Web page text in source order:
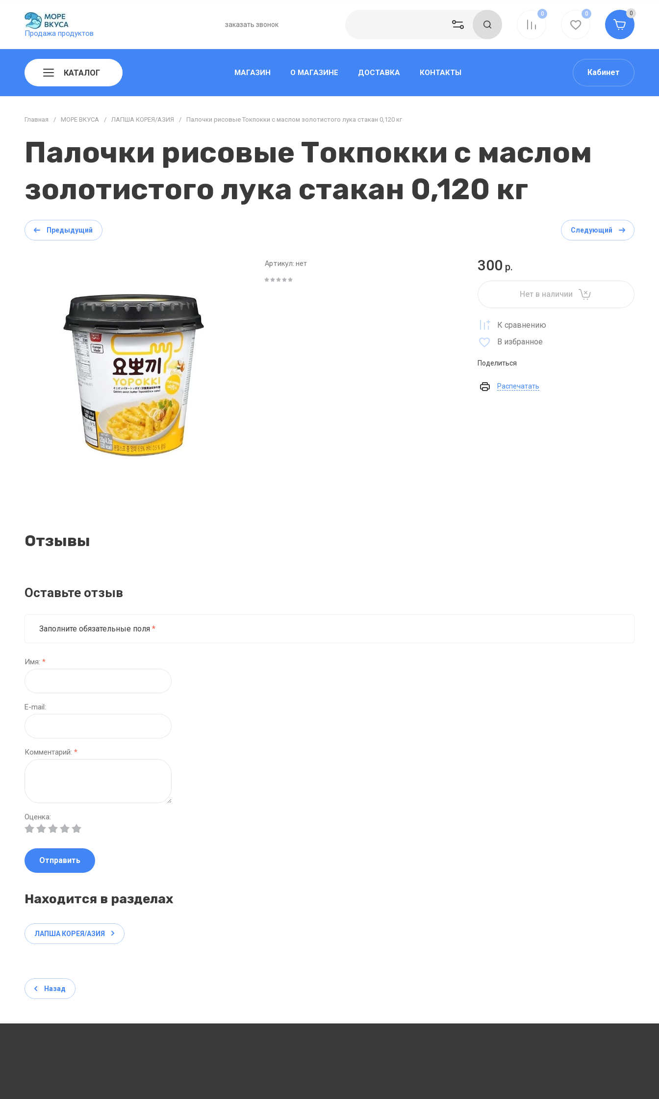
Продажа продуктов
заказать звонок
0 0 0
КАТАЛОГ МАГАЗИН О МАГАЗИНЕ ДОСТАВКА КОНТАКТЫ Кабинет
Главная / МОРЕ ВКУСА / ЛАПША КОРЕЯ/АЗИЯ / Палочки рисовые Токпокки с маслом золотистого лука стакан 0,120 кг
Палочки рисовые Токпокки с маслом
золотистого лука стакан 0,120 кг
Предыдущий Следующий
Артикул: нет 300 р.
Нет в наличии
К сравнению
В избранное
Поделиться
Распечатать
Отзывы
Оставьте отзыв
Заполните обязательные поля *
Имя: *
E-mail:
Комментарий: *
Оценка:
Отправить
Находится в разделах
ЛАПША КОРЕЯ/АЗИЯ
Назад